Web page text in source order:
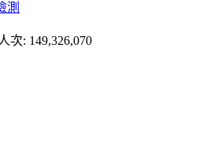
次: 149,326,070